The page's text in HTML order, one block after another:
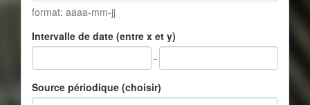
format: aaaa-mm-jj
Intervalle de date (entre x et y)
-
Source périodique (choisir)